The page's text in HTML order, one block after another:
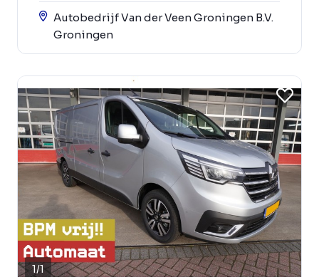
Autobedrijf Van der Veen Groningen B.V.
Groningen
1/1